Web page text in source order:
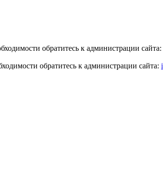
обратитесь к администрации сайта:
обратитесь к администрации сайта: